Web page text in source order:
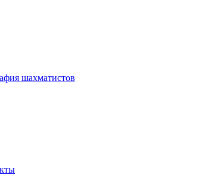
шахматистов